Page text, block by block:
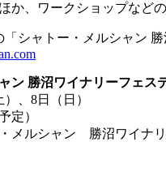
か、ワークショップなど
シャトー・メルシャン
ン 勝沼ワイナリーフェス
、8日（日）
定）
メルシャン 勝沼ワイナ